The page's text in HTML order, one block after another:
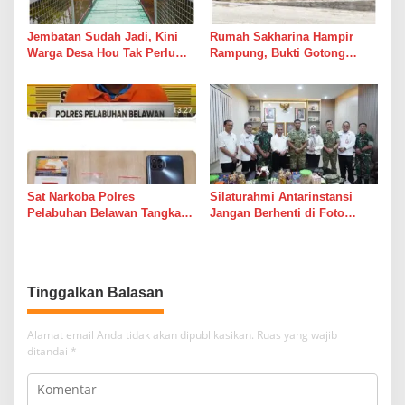
Jembatan Sudah Jadi, Kini
Warga Desa Hou Tak Perlu
Sungai
Rumah Sakharina Hampir
Rampung, Bukti Gotong
dari Janji Banyak Orang
Sat Narkoba Polres
Pelabuhan Belawan Tangkap
Silaturahmi Antarinstansi
Jangan Berhenti di Foto
Tinggalkan Balasan
Alamat email Anda tidak akan dipublikasikan. Ruas yang wajib
ditandai *